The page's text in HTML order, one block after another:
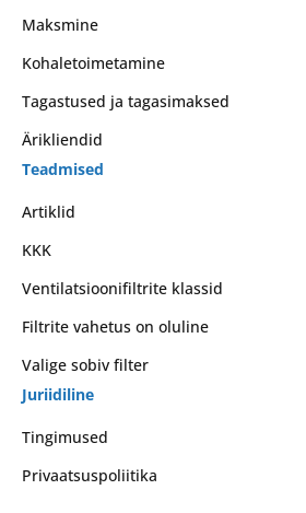
Maksmine
Kohaletoimetamine
Tagastused ja tagasimaksed
Ärikliendid
Teadmised
Artiklid
KKK
Ventilatsioonifiltrite klassid
Filtrite vahetus on oluline
Valige sobiv filter
Juriidiline
Tingimused
Privaatsuspoliitika